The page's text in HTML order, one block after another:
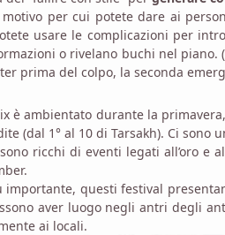
per cui potete dare ai
usare le complicazioni per
o rivelano buchi nel
prima del colpo, la seconda
è ambientato durante la
(dal 1° al 10 di Tarsakh). Ci sono
ricchi di eventi legati all’oro e
questi festival
aver luogo negli antri degli
ai locali.